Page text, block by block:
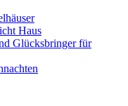
Haus
Glücksbringer für